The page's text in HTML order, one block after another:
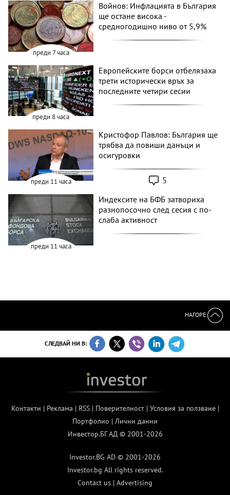
преди 7 часа
Войнов: Инфлацията в България
ще остане висока -
средногодишно ниво от 5,9%
преди 8 часа
Европейските борси отбелязаха
трети исторически връх за
последните четири сесии
преди 11 часа
Кристофор Павлов: България ще
трябва да повиши данъци и
осигуровки
5
преди 11 часа
Индексите на БФБ затвориха
разнопосочно след сесия с по-
слаба активност
НАГОРЕ
СЛЕДВАЙ НИ В:
Контакти | Реклама | RSS| Поверителност| Условия за ползване|
Портфолио | Лични данни
Инвестор.БГ АД © 2001-2026
Investor.BG AD © 2001-2026
Investor.bg All rights reserved.
Contact us | Advertising